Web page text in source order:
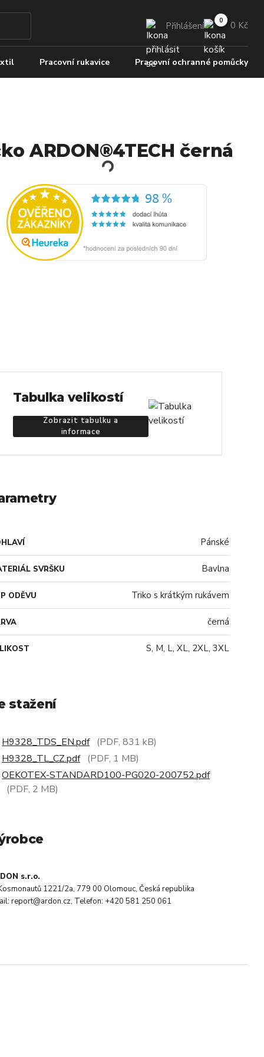
Přihlášení 0 Kč
Pracovní rukavice Pracovní ochranné pomůcky
ARDON®4TECH černá
Tabulka velikostí
Zobrazit tabulku a
informace
Pánské
SVRŠKU Bavlna
ODĚVU Triko s krátkým rukávem
černá
S, M, L, XL, 2XL, 3XL
stažení
H9328_TDS_EN.pdf (PDF, 831 kB)
H9328_TL_CZ.pdf (PDF, 1 MB)
OEKOTEX-STANDARD100-PG020-200752.pdf
(PDF, 2 MB)
s.r.o.
1221/2a, 779 00 Olomouc, Česká republika
report@ardon.cz, Telefon: +420 581 250 061